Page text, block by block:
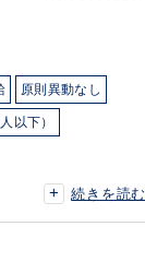
原則異動なし
以下）
続きを読む